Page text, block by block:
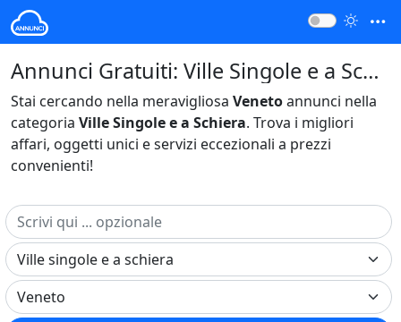
Annunci Gratuiti: Ville Singole e a Schiera Veneto Italia
Stai cercando nella meravigliosa Venetoannunci nella
categoria Ville Singole e a Schiera. Trova i migliori
affari, oggetti unici e servizi eccezionali a prezzi
convenienti!